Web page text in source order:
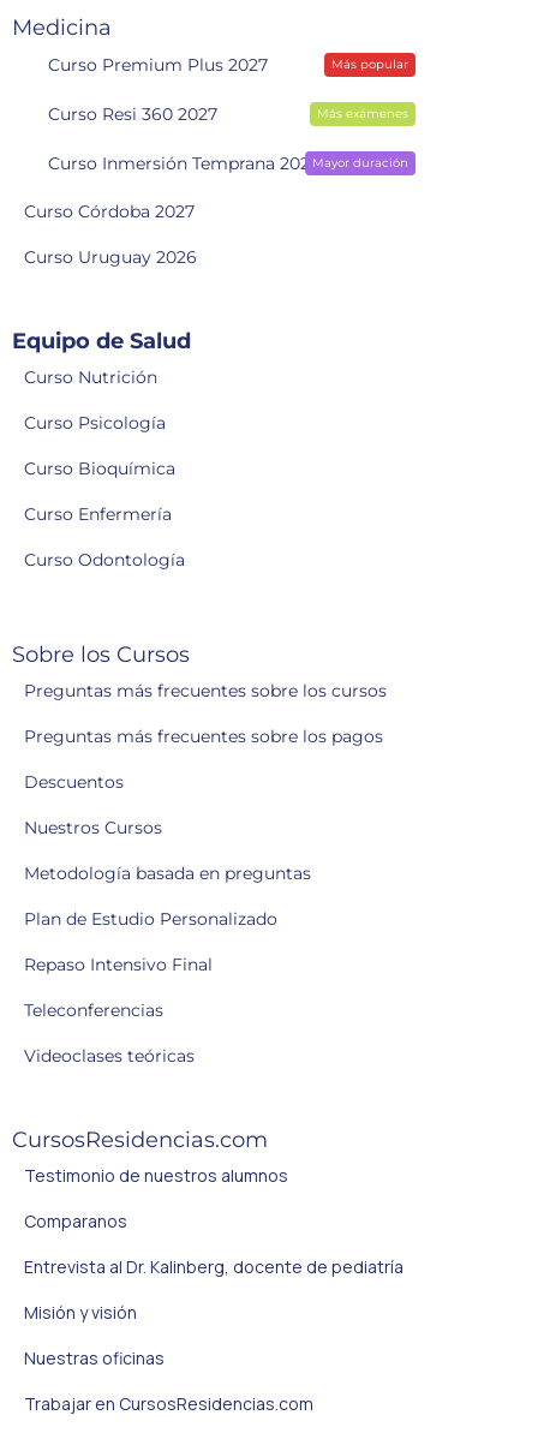
Medicina
Curso Premium Plus 2027 Más popular
Curso Resi 360 2027 Más exámenes
Curso Inmersión Temprana 2028Mayor duración
Curso Córdoba 2027
Curso Uruguay 2026
Equipo de Salud
Curso Nutrición
Curso Psicología
Curso Bioquímica
Curso Enfermería
Curso Odontología
Sobre los Cursos
Preguntas más frecuentes sobre los cursos
Preguntas más frecuentes sobre los pagos
Descuentos
Nuestros Cursos
Metodología basada en preguntas
Plan de Estudio Personalizado
Repaso Intensivo Final
Teleconferencias
Videoclases teóricas
CursosResidencias.com
Testimonio de nuestros alumnos
Comparanos
Entrevista al Dr. Kalinberg, docente de pediatría
Misión y visión
Nuestras oficinas
Trabajar en CursosResidencias.com